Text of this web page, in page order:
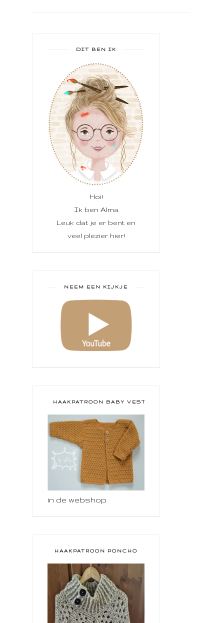
DIT BEN IK
Hoi!
Ik ben Alma
Leuk dat je er bent en
veel plezier hier!
NEEM EEN KIJKJE
HAAKPATROON BABY VESTJE
in de webshop
HAAKPATROON PONCHO